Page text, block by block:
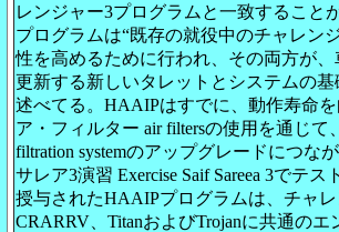
レンジャー3プログラムと一致すること
プログラムは“既存の就役中のチャレン
性を高めるために行われ、その両方が
更新する新しいタレットとシステムの
述べてる。HAAIPはすでに、動作寿命
ア・フィルター air filtersの使用を通じて
filtration systemのアップグレードにつな
サレア3演習 Exercise Saif Sareea 3でテ
授与されたHAAIPプログラムは、チャレ
CRARRV、TitanおよびTrojanに共通の